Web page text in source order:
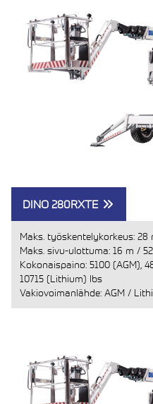
DINO 280RXTE
Maks. työskentelykorkeus: 28
Maks. sivu-ulottuma: 16 m /
Kokonaispaino: 5100 (AGM),
10715 (Lithium) lbs
Vakiovoimanlähde: AGM /